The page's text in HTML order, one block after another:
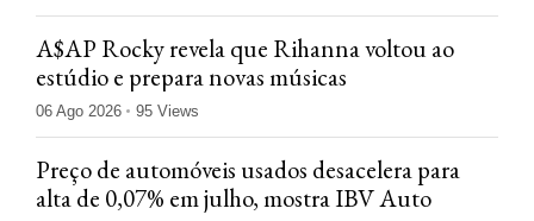
A$AP Rocky revela que Rihanna voltou ao
estúdio e prepara novas músicas
06 Ago 2026 95 Views
Preço de automóveis usados desacelera para
alta de 0,07% em julho, mostra IBV Auto